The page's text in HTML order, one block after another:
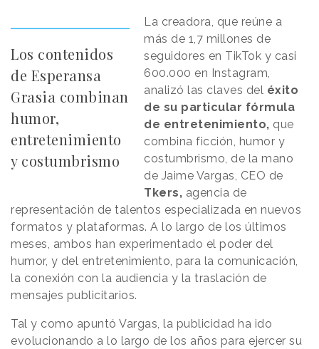
Los contenidos
de Esperansa
Grasia combinan
humor,
entretenimiento
y costumbrismo
La creadora, que reúne a
más de 1,7 millones de
seguidores en TikTok y casi
600.000 en Instagram,
analizó las claves del éxito
de su particular fórmula
de entretenimiento, que
combina ficción, humor y
costumbrismo, de la mano
de Jaime Vargas, CEO de
Tkers, agencia de
representación de talentos especializada en nuevos
formatos y plataformas. A lo largo de los últimos
meses, ambos han experimentado el poder del
humor, y del entretenimiento, para la comunicación,
la conexión con la audiencia y la traslación de
mensajes publicitarios.
Tal y como apuntó Vargas, la publicidad ha ido
evolucionando a lo largo de los años para ejercer su